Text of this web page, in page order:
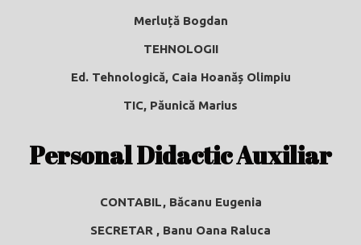
Merluță Bogdan
TEHNOLOGII
Ed. Tehnologică, Caia Hoanăș Olimpiu
TIC, Păunică Marius
Personal Didactic Auxiliar
CONTABIL, Băcanu Eugenia
SECRETAR , Banu Oana Raluca